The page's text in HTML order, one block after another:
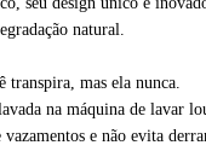
natural.
transpira, mas ela nunca.
na máquina de lavar
e não evita